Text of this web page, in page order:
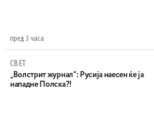
пред 3 часа
СВЕТ
„Волстрит журнал“: Русија наесен ќе ја
нападне Полска?!